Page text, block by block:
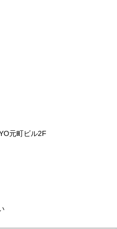
元町ビル2F